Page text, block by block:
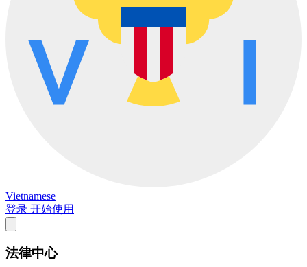
Vietnamese
登录 开始使用
法律中心